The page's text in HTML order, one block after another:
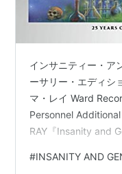
インサニティー・ア
ーサリー・エディシ
マ・レイ Ward
Personnel
RAY『Insanity and
語る 収録曲：メタ
#INSANITY AND